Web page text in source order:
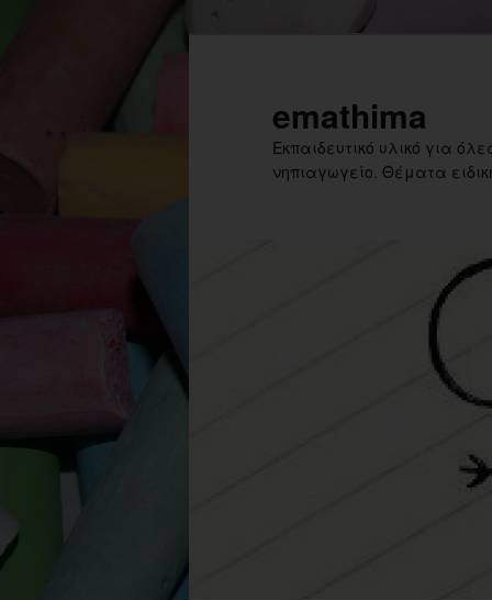
emathima
Εκπαιδευτικό υλικό για
νηπιαγωγείο. Θέματα